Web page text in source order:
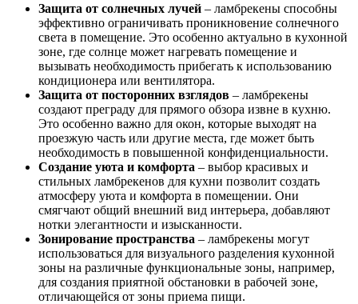
Защита от солнечных лучей – ламбрекены способны
эффективно ограничивать проникновение солнечного
света в помещение. Это особенно актуально в кухонной
зоне, где солнце может нагревать помещение и
вызывать необходимость прибегать к использованию
кондиционера или вентилятора.
Защита от посторонних взглядов – ламбрекены
создают преграду для прямого обзора извне в кухню.
Это особенно важно для окон, которые выходят на
проезжую часть или другие места, где может быть
необходимость в повышенной конфиденциальности.
Создание уюта и комфорта – выбор красивых и
стильных ламбрекенов для кухни позволит создать
атмосферу уюта и комфорта в помещении. Они
смягчают общий внешний вид интерьера, добавляют
нотки элегантности и изысканности.
Зонирование пространства – ламбрекены могут
использоваться для визуального разделения кухонной
зоны на различные функциональные зоны, например,
для создания приятной обстановки в рабочей зоне,
отличающейся от зоны приема пищи.